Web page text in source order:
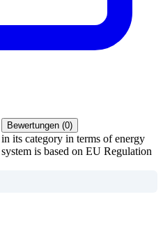
Bewertungen (0)
its category in terms of energy
is based on EU Regulation